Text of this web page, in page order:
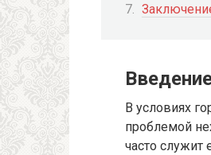
В условиях
проблемой
часто служит